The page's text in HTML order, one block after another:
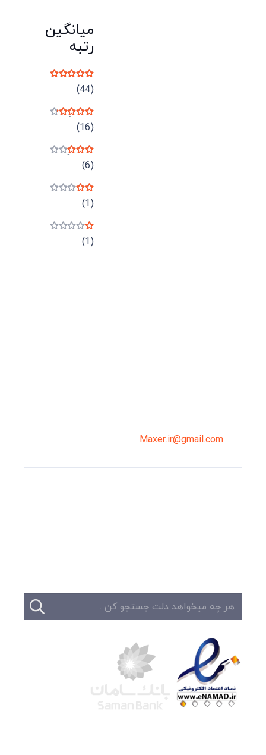
میانگین
رتبه
نمره
(44)
نمره(16)
نمره(6)
نمره(1)
نمره(1)
Maxer.ir@gmail.com